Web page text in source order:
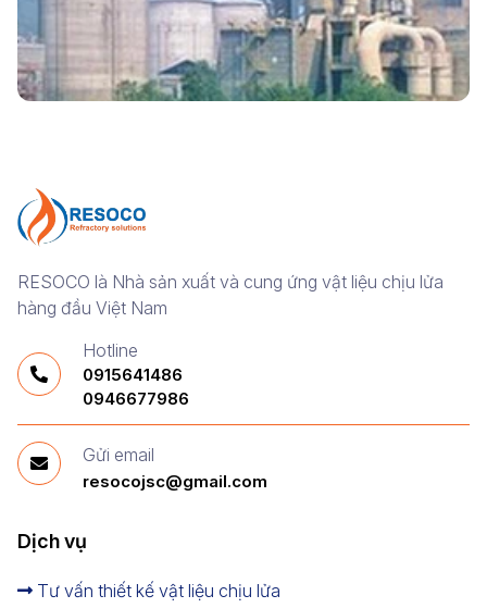
RESOCO là Nhà sản xuất và cung ứng vật liệu chịu lửa
hàng đầu Việt Nam
Hotline
0915641486
0946677986
Gửi email
resocojsc@gmail.com
Dịch vụ
Tư vấn thiết kế vật liệu chịu lửa